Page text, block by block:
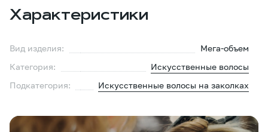
Характеристики
Вид изделия:
Мега-объем
Категория:
Искусственные волосы
Подкатегория:
Искусственные волосы на заколках